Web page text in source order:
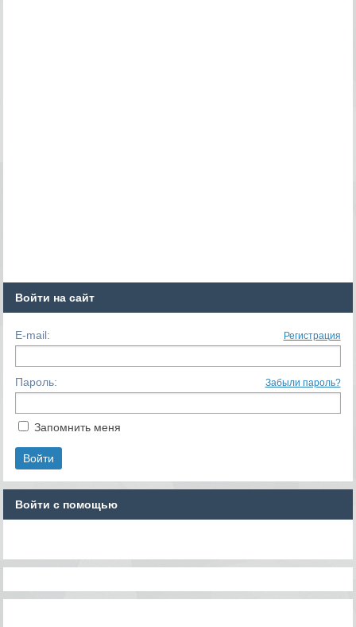
Войти на сайт
E-mail: Регистрация
Пароль: Забыли пароль?
Запомнить меня
Войти с помощью